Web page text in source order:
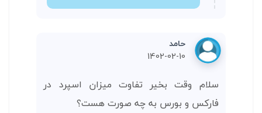
حامد
1402-02-10
سلام وقت بخیر تفاوت میزان اسپرد در
فارکس و بورس به چه صورت هست؟